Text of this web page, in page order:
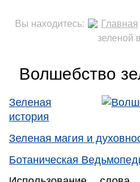
Вы находитесь: Главная
зеленой
Волшебство
Зеленая
история
Зеленая магия и
Ботаническая